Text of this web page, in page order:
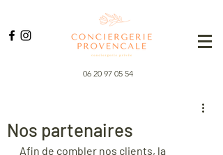
06 20 97 05 54
Nos partenaires
Afin de combler nos clients, la